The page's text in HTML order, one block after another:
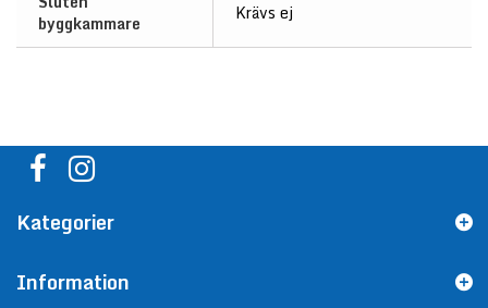
byggkammare
Krävs ej
Kategorier
Information